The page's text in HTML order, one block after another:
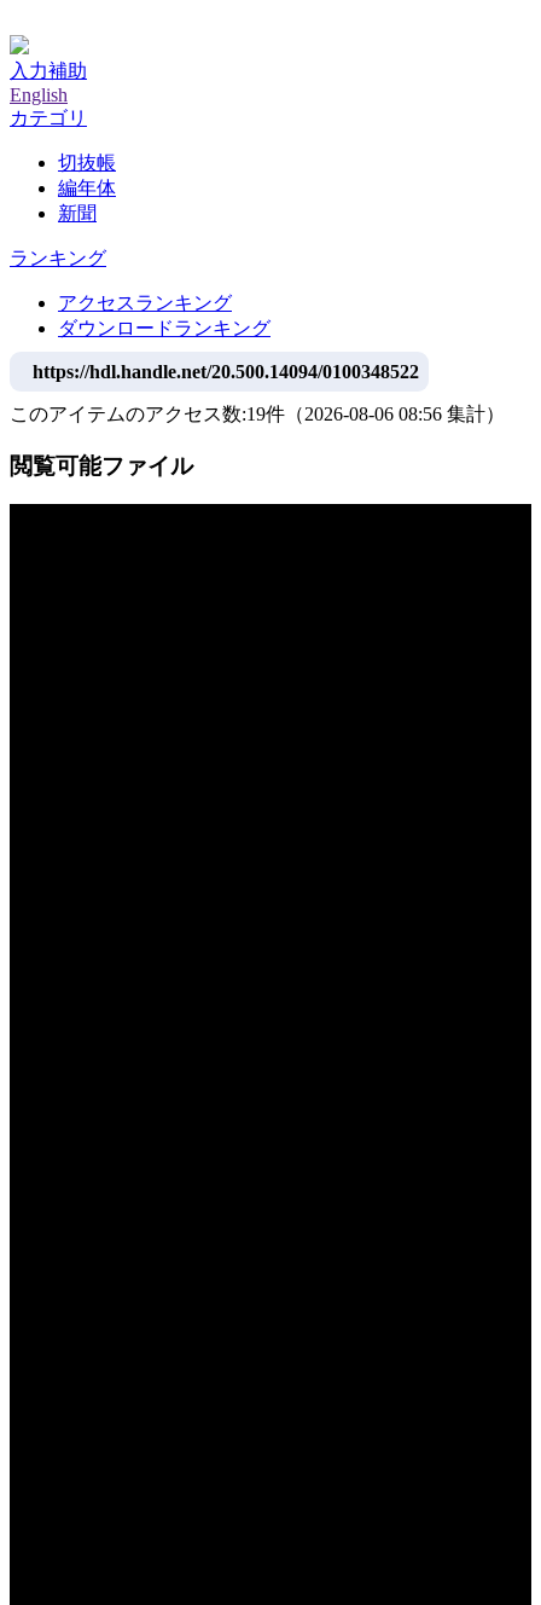
入力補助
English
カテゴリ
切抜帳
編年体
新聞
ランキング
アクセスランキング
ダウンロードランキング
https://hdl.handle.net/20.500.14094/0100348522
このアイテムのアクセス数:19件 （2026-08-06 08:56 集計）
閲覧可能ファイル